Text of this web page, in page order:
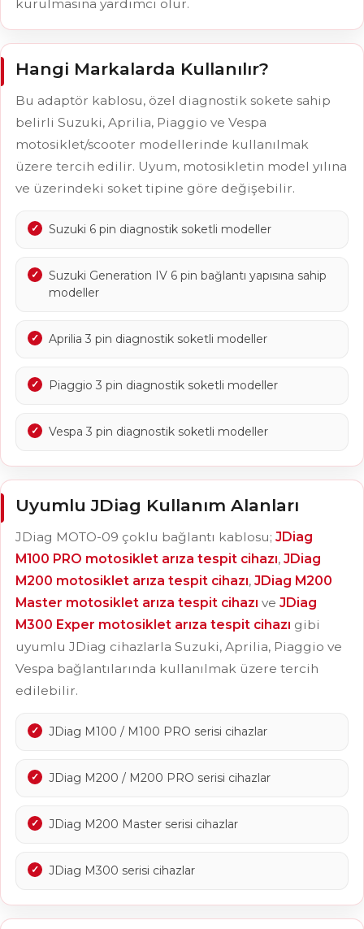
kurulmasına yardımcı olur.
Hangi Markalarda Kullanılır?
Bu adaptör kablosu, özel diagnostik sokete sahip
belirli Suzuki, Aprilia, Piaggio ve Vespa
motosiklet/scooter modellerinde kullanılmak
üzere tercih edilir. Uyum, motosikletin model yılına
ve üzerindeki soket tipine göre değişebilir.
Suzuki 6 pin diagnostik soketli modeller
Suzuki Generation IV 6 pin bağlantı yapısına sahip
modeller
Aprilia 3 pin diagnostik soketli modeller
Piaggio 3 pin diagnostik soketli modeller
Vespa 3 pin diagnostik soketli modeller
Uyumlu JDiag Kullanım Alanları
JDiag MOTO-09 çoklu bağlantı kablosu; JDiag
M100 PRO motosiklet arıza tespit cihazı, JDiag
M200 motosiklet arıza tespit cihazı, JDiag M200
Master motosiklet arıza tespit cihazı ve JDiag
M300 Exper motosiklet arıza tespit cihazı gibi
uyumlu JDiag cihazlarla Suzuki, Aprilia, Piaggio ve
Vespa bağlantılarında kullanılmak üzere tercih
edilebilir.
JDiag M100 / M100 PRO serisi cihazlar
JDiag M200 / M200 PRO serisi cihazlar
JDiag M200 Master serisi cihazlar
JDiag M300 serisi cihazlar